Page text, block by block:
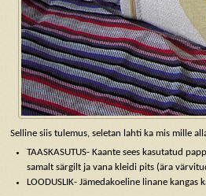
Selline siis tulemus, seletan lahti ka mis mille
TAASKASUTUS- Kaante sees kasutatud
samalt särgilt ja vana kleidi pits (ära
LOODUSLIK- Jämedakoeline linane